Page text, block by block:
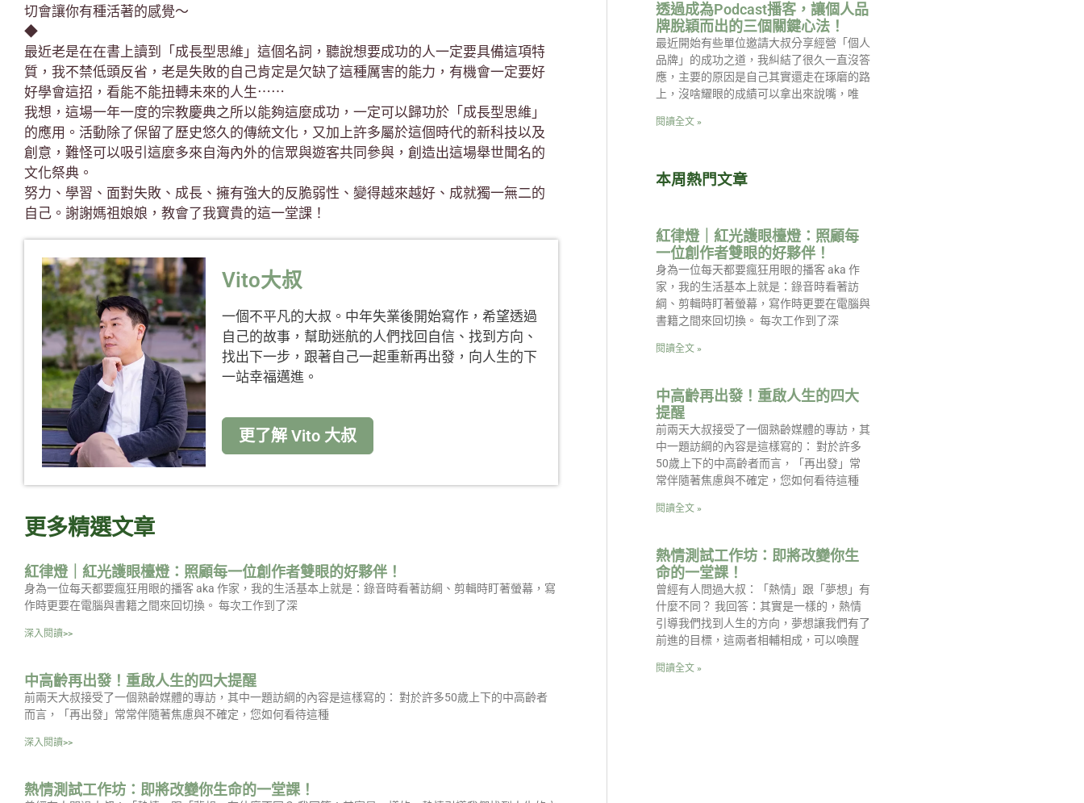
切會讓你有種活著的感覺～
◆
最近老是在在書上讀到「成長型思維」這個名詞，聽說想要成功的人一定要具備這項特
質，我不禁低頭反省，老是失敗的自己肯定是欠缺了這種厲害的能力，有機會一定要好
好學會這招，看能不能扭轉未來的人生⋯⋯
我想，這場一年一度的宗教慶典之所以能夠這麼成功，一定可以歸功於「成長型思維」
的應用。活動除了保留了歷史悠久的傳統文化，又加上許多屬於這個時代的新科技以及
創意，難怪可以吸引這麼多來自海內外的信眾與遊客共同參與，創造出這場舉世聞名的
文化祭典。
努力、學習、面對失敗、成長、擁有強大的反脆弱性、變得越來越好、成就獨一無二的
自己。謝謝媽祖娘娘，教會了我寶貴的這一堂課！
Vito大叔
一個不平凡的大叔。中年失業後開始寫作，希望透過
自己的故事，幫助迷航的人們找回自信、找到方向、
找出下一步，跟著自己一起重新再出發，向人生的下
一站幸福邁進。
更了解 Vito 大叔
更多精選文章
紅律燈｜紅光護眼檯燈：照顧每一位創作者雙眼的好夥伴！
身為一位每天都要瘋狂用眼的播客 aka 作家，我的生活基本上就是：錄音時看著訪綱、剪輯時盯著螢幕，寫
作時更要在電腦與書籍之間來回切換。 每次工作到了深
深入閱讀>>
中高齡再出發！重啟人生的四大提醒
前兩天大叔接受了一個熟齡媒體的專訪，其中一題訪綱的內容是這樣寫的： 對於許多50歲上下的中高齡者
而言，「再出發」常常伴隨著焦慮與不確定，您如何看待這種
深入閱讀>>
熱情測試工作坊：即將改變你生命的一堂課！
透過成為Podcast播客，讓個人品
牌脫穎而出的三個關鍵心法！
最近開始有些單位邀請大叔分享經營「個人
品牌」的成功之道，我糾結了很久一直沒答
應，主要的原因是自己其實還走在琢磨的路
上，沒啥耀眼的成績可以拿出來說嘴，唯
閱讀全文 »
本周熱門文章
紅律燈｜紅光護眼檯燈：照顧每
一位創作者雙眼的好夥伴！
身為一位每天都要瘋狂用眼的播客 aka 作
家，我的生活基本上就是：錄音時看著訪
綱、剪輯時盯著螢幕，寫作時更要在電腦與
書籍之間來回切換。 每次工作到了深
閱讀全文 »
中高齡再出發！重啟人生的四大
提醒
前兩天大叔接受了一個熟齡媒體的專訪，其
中一題訪綱的內容是這樣寫的： 對於許多
50歲上下的中高齡者而言，「再出發」常
常伴隨著焦慮與不確定，您如何看待這種
閱讀全文 »
熱情測試工作坊：即將改變你生
命的一堂課！
曾經有人問過大叔：「熱情」跟「夢想」有
什麼不同？ 我回答：其實是一樣的，熱情
引導我們找到人生的方向，夢想讓我們有了
前進的目標，這兩者相輔相成，可以喚醒
閱讀全文 »